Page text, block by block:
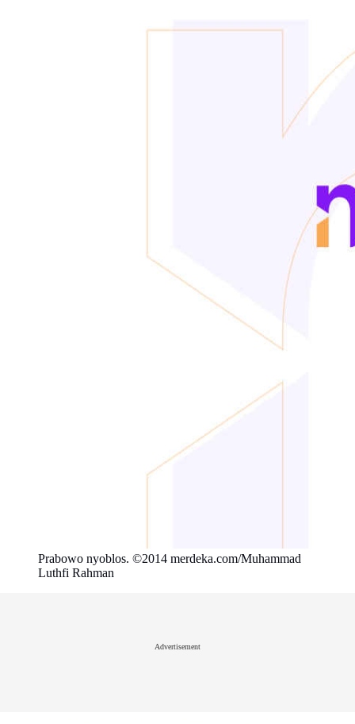
Prabowo nyoblos. ©2014 merdeka.com/Muhammad
Luthfi Rahman
Advertisement